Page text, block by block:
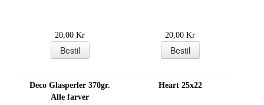
20,00 Kr 20,00 Kr
Deco Glasperler 370gr.
Alle farver
Heart 25x22